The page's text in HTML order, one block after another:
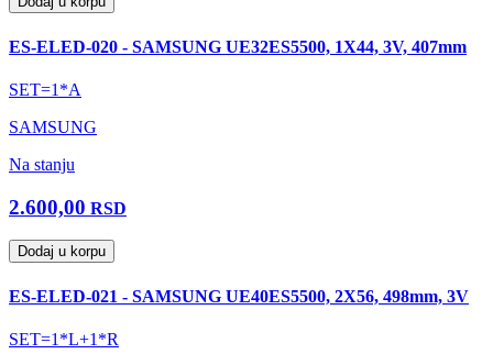
ES-ELED-020 - SAMSUNG UE32ES5500, 1X44, 3V, 407mm
SET=1*A
SAMSUNG
Na stanju
2.600,00 RSD
Dodaj u korpu
ES-ELED-021 - SAMSUNG UE40ES5500, 2X56, 498mm, 3V
SET=1*L+1*R